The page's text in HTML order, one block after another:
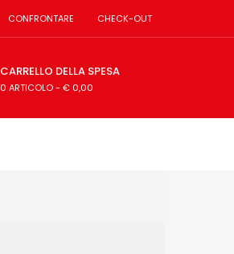
CONFRONTARE CHECK-OUT
CARRELLO DELLA SPESA
0 ARTICOLO- € 0,00